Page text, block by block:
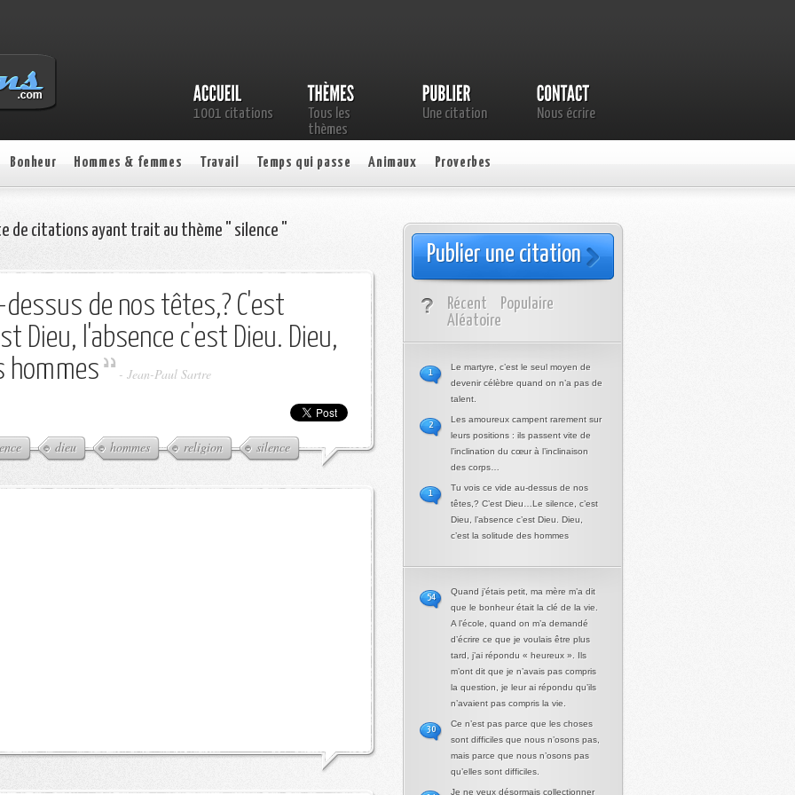
1001 citations
Tous les
thèmes
Une citation Nous écrire
Bonheur Hommes & femmes Travail Temps qui passe Animaux Proverbes
de citations ayant trait au thème " silence "
de nos têtes,? C'est
Dieu, l'absence c'est Dieu. Dieu,
hommes
- Jean-Paul Sartre
dieu hommes religion silence
Publier une citation
Récent
Populaire
Aléatoire
Le martyre, c’est le seul moyen de
devenir célèbre quand on n’a pas de
talent.
1
Les amoureux campent rarement sur
leurs positions : ils passent vite de
l’inclination du cœur à l’inclinaison
des corps…
2
Tu vois ce vide au-dessus de nos
têtes,? C’est Dieu…Le silence, c’est
Dieu, l’absence c’est Dieu. Dieu,
c’est la solitude des hommes
1
Quand j’étais petit, ma mère m’a dit
que le bonheur était la clé de la vie.
A l’école, quand on m’a demandé
d’écrire ce que je voulais être plus
tard, j’ai répondu « heureux ». Ils
m’ont dit que je n’avais pas compris
la question, je leur ai répondu qu’ils
n’avaient pas compris la vie.
54
Ce n’est pas parce que les choses
sont difficiles que nous n’osons pas,
mais parce que nous n’osons pas
qu’elles sont difficiles.
30
Je ne veux désormais collectionner